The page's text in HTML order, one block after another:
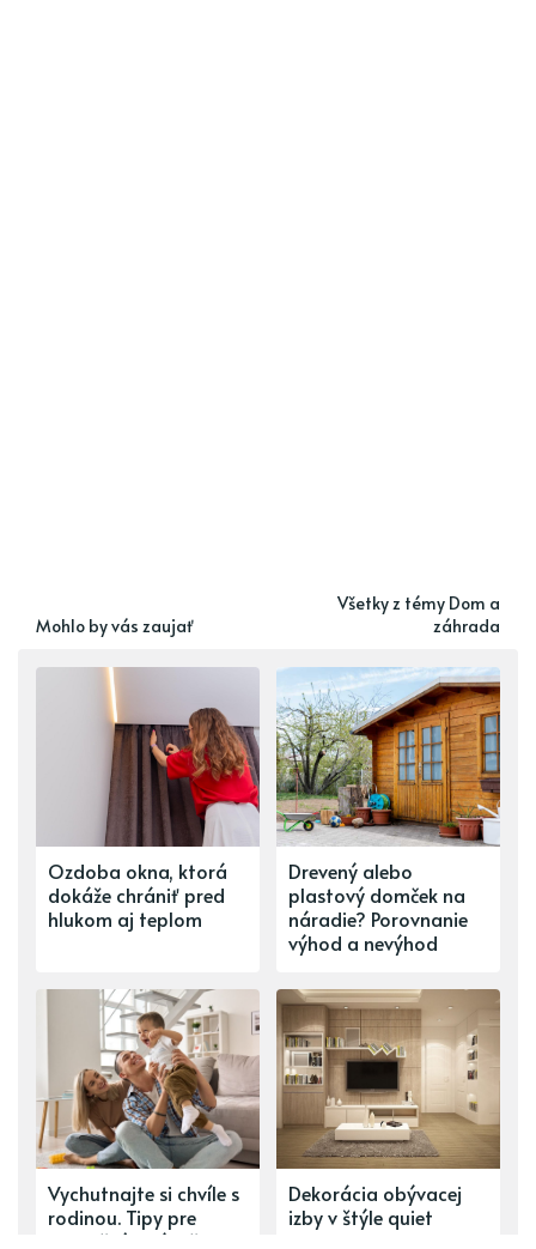
Mohlo by vás zaujať
Všetky z témy Dom a
záhrada
Ozdoba okna, ktorá
dokáže chrániť pred
hlukom aj teplom
Drevený alebo
plastový domček na
náradie? Porovnanie
výhod a nevýhod
Vychutnajte si chvíle s
rodinou. Tipy pre
bezpečnú obývačku v
Dekorácia obývacej
izby v štýle quiet